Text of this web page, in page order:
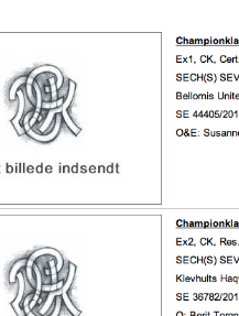
ANNONCE PÅ
DGK MED EN ARV
TIL ØJENLYSNING OG
2026